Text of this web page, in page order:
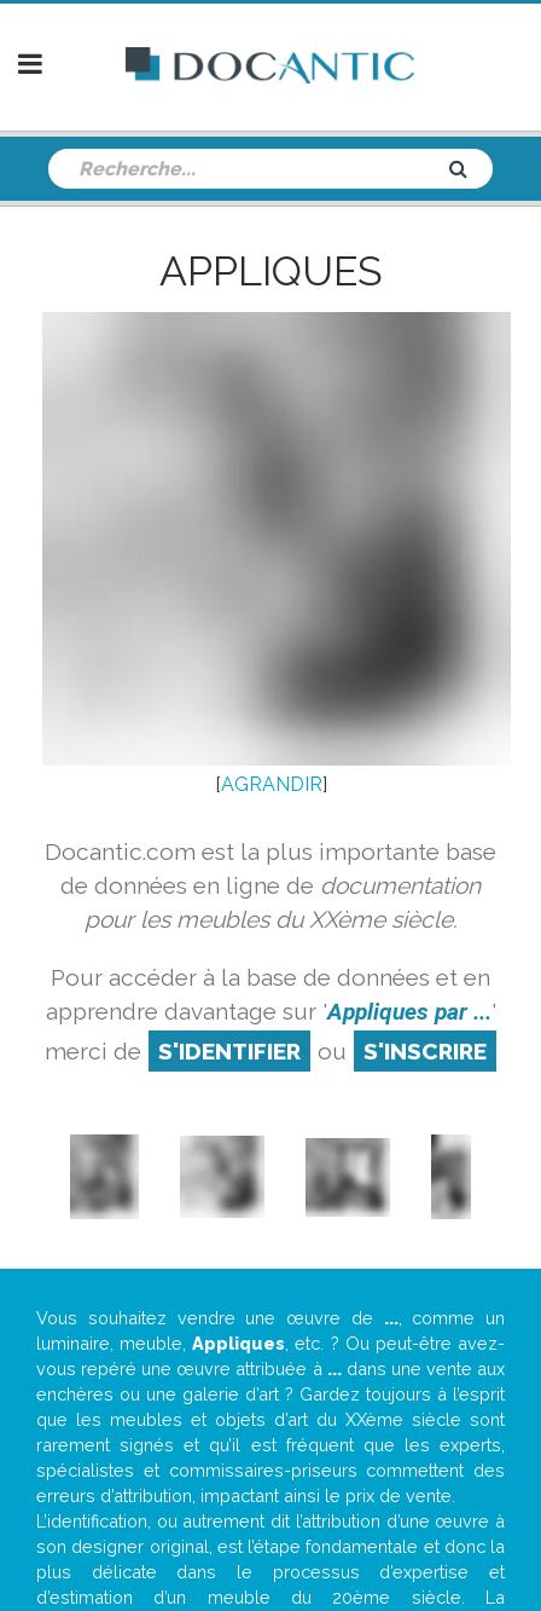
APPLIQUES
[AGRANDIR]
Docantic.com est la plus importante base
de données en ligne de documentation
pour les meubles du XXème siècle.
Pour accéder à la base de données et en
apprendre davantage sur 'Appliques par ...'
merci de
S'IDENTIFIER ou S'INSCRIRE
Vous souhaitez vendre une œuvre de ..., comme un
luminaire, meuble,Appliques , etc. ? Ou peut-être avez-
vous repéré une œuvre attribuée à ...dans une vente aux
enchères ou une galerie d’art ? Gardez toujours à l’esprit
que les meubles et objets d’art du XXème siècle sont
rarement signés et qu’il est fréquent que les experts,
spécialistes et commissaires-priseurs commettent des
erreurs d’attribution, impactant ainsi le prix de vente.
L’identification, ou autrement dit l’attribution d’une œuvre à
son designer original, est l’étape fondamentale et donc la
plus délicate dans le processus d’expertise et
d’estimation d’un meuble du 20ème siècle. La